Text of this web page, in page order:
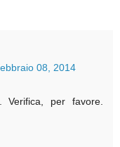
08, 2014
Verifica, per favore.